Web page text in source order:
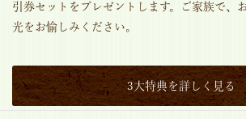
引券セットをプレゼントします。ご家族で、
光をお愉しみください。
3大特典を詳しく見る